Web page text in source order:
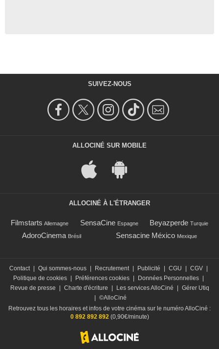
SUIVEZ-NOUS
ALLOCINÉ SUR MOBILE
ALLOCINÉ À L'ÉTRANGER
Filmstarts Allemagne SensaCine Espagne Beyazperde Turquie
AdoroCinema Brésil Sensacine México Mexique
Contact Qui sommes-nous Recrutement Publicité CGU CGV
Politique de cookies
Préférences cookies Données Personnelles
Revue de presse
Charte d'écriture Les services AlloCiné
Gérer Utiq
©AlloCiné
Retrouvez tous les horaires et infos de votre cinéma sur le numéro AlloCiné :
0 892 892 892(0,90€/minute)